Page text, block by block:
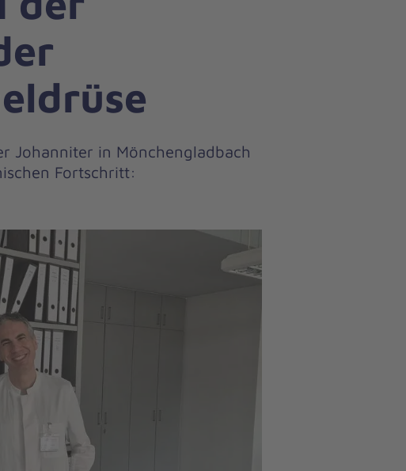
Johanniter in Mönchengladbach
Fortschritt: